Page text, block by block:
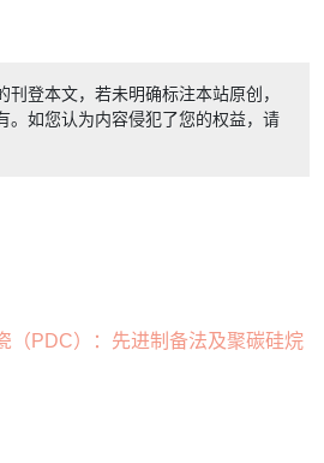
登本文，若未明确标注本站原创，
。如您认为内容侵犯了您的权益，请